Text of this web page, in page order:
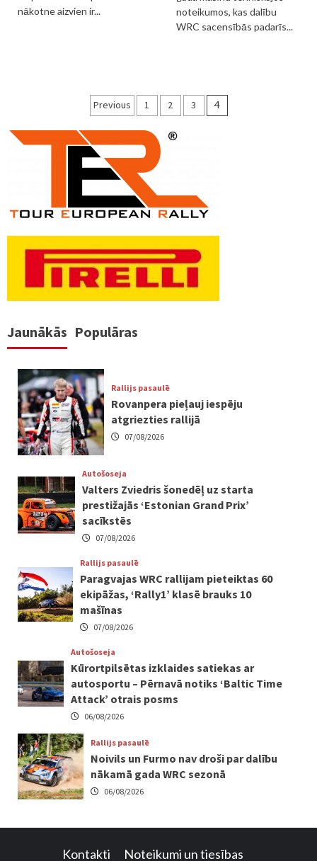
nākotne aizvien ir...
noteikumos, kas dalību
WRC sacensībās padarīs...
Ziņu
numerācija
pēc
lappusēm
Previous 1 2 3 4
Jaunākās Populāras
Rallijs pasaulē
Rovanpera pieļauj iespēju
atgriezties rallijā
07/08/2026
Autošoseja
Valters Zviedris šonedēļ uz starta
prestižajās ‘Estonian Grand Prix’
sacīkstēs
07/08/2026
Rallijs pasaulē
Paragvajas WRC rallijam pieteiktas 60
ekipāžas, ‘Rally1’ klasē brauks 10
mašīnas
07/08/2026
Autošoseja
Kūrortpilsētas izklaides satiekas ar
autosportu – Pērnavā notiks ‘Baltic Time
Attack’ otrais posms
06/08/2026
Rallijs pasaulē
Noivils un Furmo nav droši par dalību
nākamā gada WRC sezonā
06/08/2026
Kontakti Noteikumi un tiesības